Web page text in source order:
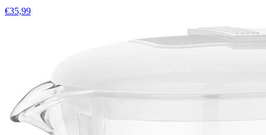
€35,99